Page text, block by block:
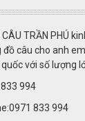
CÂU TRẦN PHÚ
câu cho anh
với số lượng
994
833 994